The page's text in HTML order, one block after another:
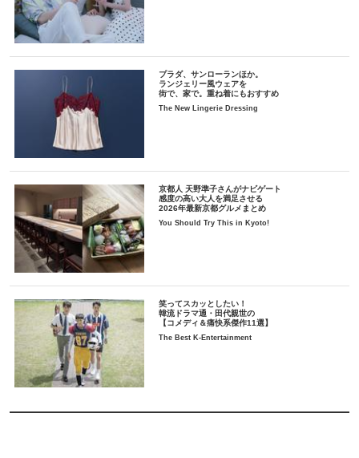
プラダ、サンローランほか。
ランジェリー風ウェアを
街で、家で。重ね着にもおすすめ
The New Lingerie Dressing
京都人 天野準子さんがナビゲート
感度の高い大人を満足させる
2026年最新京都グルメまとめ
You Should Try This in Kyoto!
笑ってスカッとしたい！
韓流ドラマ通・田代親世の
【コメディ＆痛快系傑作11選】
The Best K-Entertainment